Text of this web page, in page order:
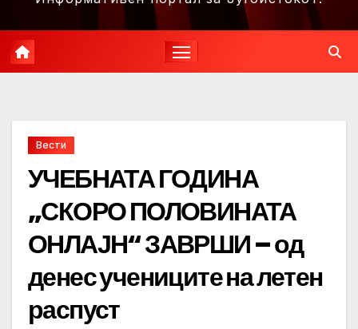
Вести
УЧЕБНАТА ГОДИНА
„СКОРО ПОЛОВИНАТА
ОНЛАЈН“ ЗАВРШИ – од
денес учениците на летен
распуст